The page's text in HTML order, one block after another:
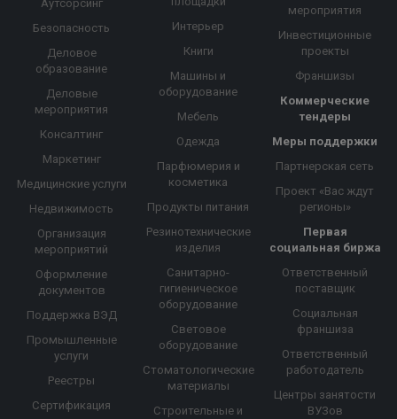
Аутсорсинг
Безопасность
Деловое
образование
Деловые
мероприятия
Консалтинг
Маркетинг
Медицинские услуги
Недвижимость
Организация
мероприятий
Оформление
документов
Поддержка ВЭД
Промышленные
услуги
Реестры
Сертификация
Интерьер
Книги
Машины и
оборудование
Мебель
Одежда
Парфюмерия и
косметика
Продукты питания
Резинотехнические
изделия
Санитарно-
гигиеническое
оборудование
Световое
оборудование
Стоматологические
материалы
Строительные и
мероприятия
Инвестиционные
проекты
Франшизы
Коммерческие
тендеры
Меры поддержки
Партнерская сеть
Проект «Вас ждут
регионы»
Первая
социальная биржа
Ответственный
поставщик
Социальная
франшиза
Ответственный
работодатель
Центры занятости
ВУЗов